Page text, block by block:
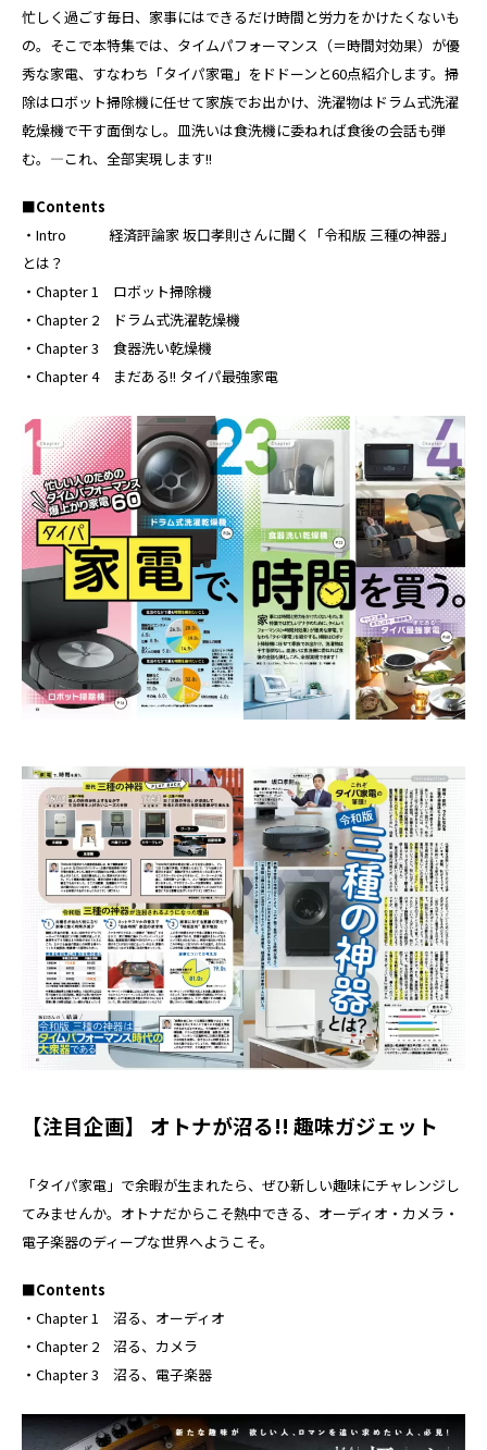
忙しく過ごす毎日、家事にはできるだけ時間と労力をかけたくないも
の。そこで本特集では、タイムパフォーマンス（＝時間対効果）が優
秀な家電、すなわち「タイパ家電」をドドーンと60点紹介します。掃
除はロボット掃除機に任せて家族でお出かけ、洗濯物はドラム式洗濯
乾燥機で干す面倒なし。皿洗いは食洗機に委ねれば食後の会話も弾
む。—これ、全部実現します!!
■Contents
・Intro 経済評論家 坂口孝則さんに聞く「令和版 三種の神器」
とは？
・Chapter 1 ロボット掃除機
・Chapter 2 ドラム式洗濯乾燥機
・Chapter 3 食器洗い乾燥機
・Chapter 4 まだある!! タイパ最強家電
【注目企画】 オトナが沼る!! 趣味ガジェット
「タイパ家電」で余暇が生まれたら、ぜひ新しい趣味にチャレンジし
てみませんか。オトナだからこそ熱中できる、オーディオ・カメラ・
電子楽器のディープな世界へようこそ。
■Contents
・Chapter 1 沼る、オーディオ
・Chapter 2 沼る、カメラ
・Chapter 3 沼る、電子楽器